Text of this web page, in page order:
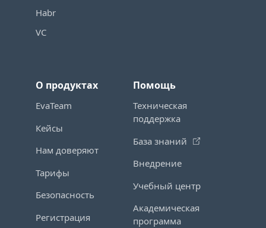
Habr
VC
О продуктах
EvaTeam
Кейсы
Нам доверяют
Тарифы
Безопасность
Регистрация
Помощь
Техническая
поддержка
База знаний
Внедрение
Учебный центр
Академическая
программа